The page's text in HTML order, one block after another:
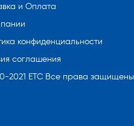
и Оплата
конфиденциальности
соглашения
2021 ETC Все права защищены